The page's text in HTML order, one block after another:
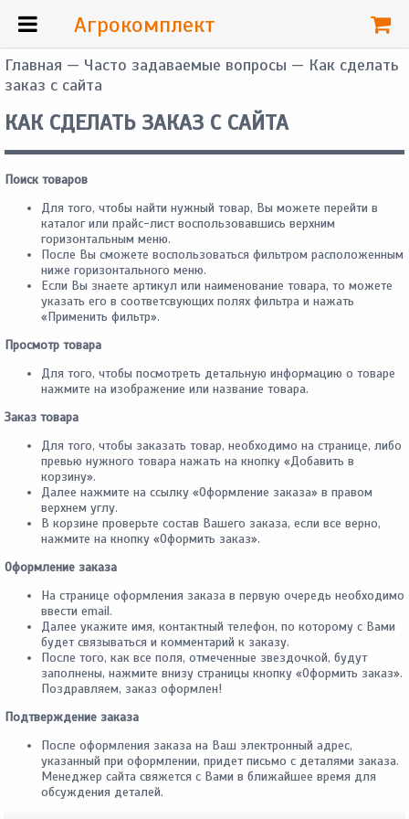
Главная — Часто задаваемые вопросы — Как сделать
заказ с сайта
КАК СДЕЛАТЬ ЗАКАЗ С САЙТА
Поиск товаров
Для того, чтобы найти нужный товар, Вы можете перейти в
каталог или прайс-лист воспользовавшись верхним
горизонтальным меню.
После Вы сможете воспользоваться фильтром расположенным
ниже горизонтального меню.
Если Вы знаете артикул или наименование товара, то можете
указать его в соответсвующих полях фильтра и нажать
«Применить фильтр».
Просмотр товара
Для того, чтобы посмотреть детальную информацию о товаре
нажмите на изображение или название товара.
Заказ товара
Для того, чтобы заказать товар, необходимо на странице, либо
превью нужного товара нажать на кнопку «Добавить в
корзину».
Далее нажмите на ссылку «Оформление заказа» в правом
верхнем углу.
В корзине проверьте состав Вашего заказа, если все верно,
нажмите на кнопку «Оформить заказ».
Оформление заказа
На странице оформления заказа в первую очередь необходимо
ввести email.
Далее укажите имя, контактный телефон, по которому с Вами
будет связываться и комментарий к заказу.
После того, как все поля, отмеченные звездочкой, будут
заполнены, нажмите внизу страницы кнопку «Оформить заказ».
Поздравляем, заказ оформлен!
Подтверждение заказа
После оформления заказа на Ваш электронный адрес,
указанный при оформлении, придет письмо с деталями заказа.
Менеджер сайта свяжется с Вами в ближайшее время для
обсуждения деталей.
Агрокомплект